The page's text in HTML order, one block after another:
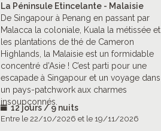
La Péninsule Etincelante - Malaisie
De Singapour à Penang en passant par
Malacca la coloniale, Kuala la métissée et
les plantations de thé de Cameron
Highlands, la Malaisie est un formidable
concentré d’Asie ! C’est parti pour une
escapade à Singapour et un voyage dans
un pays-patchwork aux charmes
insoupçonnés.
12 jours / 9 nuits
Entre le 22/10/2026 et le 19/11/2026